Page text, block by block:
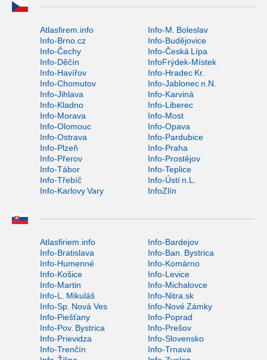
Atlasfirem.info
Info-M. Boleslav
Info-Brno.cz
Info-Budějovice
Info-Čechy
Info-Česká Lípa
Info-Děčín
InfoFrýdek-Místek
Info-Havířov
Info-Hradec Kr.
Info-Chomutov
Info-Jablonec n.N.
Info-Jihlava
Info-Karviná
Info-Kladno
Info-Liberec
Info-Morava
Info-Most
Info-Olomouc
Info-Opava
Info-Ostrava
Info-Pardubice
Info-Plzeň
Info-Praha
Info-Přerov
Info-Prostějov
Info-Tábor
Info-Teplice
Info-Třebíč
Info-Ústí n.L.
Info-Karlovy Vary
InfoZlín
Atlasfiriem.info
Info-Bardejov
Info-Bratislava
Info-Ban. Bystrica
Info-Humenné
Info-Komárno
Info-Košice
Info-Levice
Info-Martin
Info-Michalovce
Info-L. Mikuláš
Info-Nitra.sk
Info-Sp. Nová Ves
Info-Nové Zámky
Info-Piešťany
Info-Poprad
Info-Pov. Bystrica
Info-Prešov
Info-Prievidza
Info-Slovensko
Info-Trenčín
Info-Trnava